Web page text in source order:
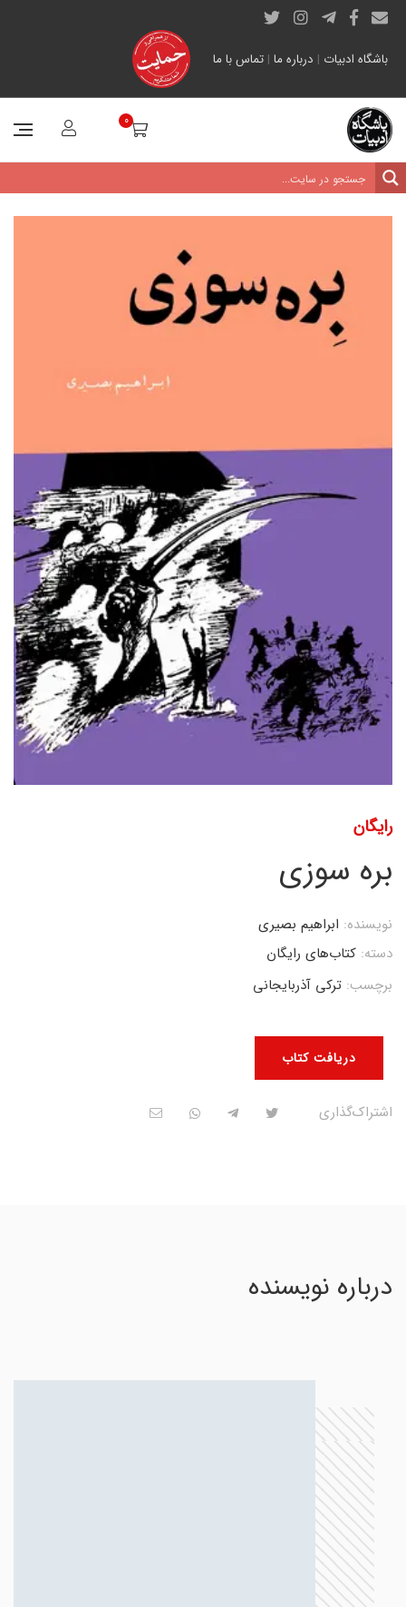
باشگاه ادبیات | درباره ما | تماس با ما
0
رایگان
بره سوزی
دریافت کتاب
نویسنده: ابراهیم بصیری
دسته: کتاب‌های رایگان
برچسب: ترکی آذربایجانی
اشتراک‌گذاری
درباره نویسنده